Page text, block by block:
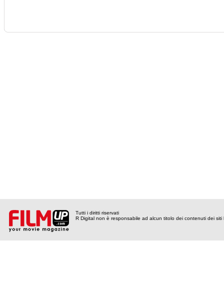
Tutti i diritti riservati
R Digital non è responsabile ad alcun titolo dei contenuti dei siti